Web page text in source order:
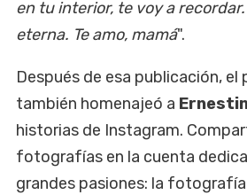
en tu interior, te voy a
eterna. Te amo, mamá".
Después de esa publicación, el
también homenajeó a
historias de Instagram.
fotografías en la cuenta
grandes pasiones: la